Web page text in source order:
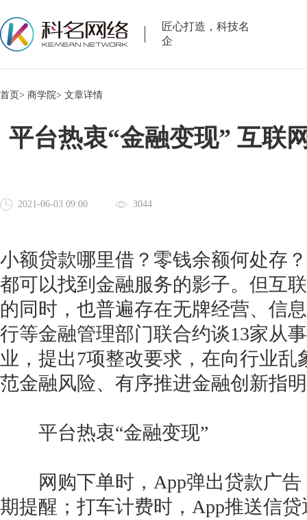
匠心打造，科技名
企
首页> 商学院> 文章详情
平台热衷“金融变现” 互联
2021-06-03 09:00 3044
小额贷款哪里借？零钱余额何处存
都可以找到金融服务的影子。但互
的同时，也普遍存在无牌经营、信
行等金融管理部门联合约谈13家从
业，提出7项整改要求，在向行业乱
范金融风险、有序推进金融创新指
平台热衷“金融变现”
网购下单时，App弹出贷款广告
期提醒；打车计费时，App推送信